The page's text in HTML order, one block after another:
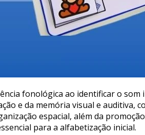
fonológica ao identificar o
e da memória visual e
espacial, além da
para a alfabetização inicial.